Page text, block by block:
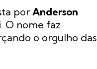
porAnderson
. O nome faz
o orgulho das